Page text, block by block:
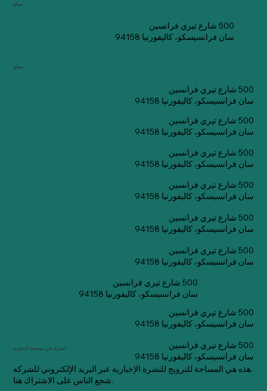
موقع
500 شارع تيري فرانسين
سان فرانسيسكو، كاليفورنيا 94158
موقع
500 شارع تيري فرانسين
سان فرانسيسكو، كاليفورنيا 94158
500 شارع تيري فرانسين
سان فرانسيسكو، كاليفورنيا 94158
500 شارع تيري فرانسين
سان فرانسيسكو، كاليفورنيا 94158
500 شارع تيري فرانسين
سان فرانسيسكو، كاليفورنيا 94158
500 شارع تيري فرانسين
سان فرانسيسكو، كاليفورنيا 94158
500 شارع تيري فرانسين
سان فرانسيسكو، كاليفورنيا 94158
500 شارع تيري فرانسين
سان فرانسيسكو، كاليفورنيا 94158
500 شارع تيري فرانسين
سان فرانسيسكو، كاليفورنيا 94158
500 شارع تيري فرانسين
سان فرانسيسكو، كاليفورنيا 94158
اشترك في صحيفتنا الإخبارية
هذه هي المساحة للترويج للنشرة الإخبارية عبر البريد الإلكتروني للشركة.
شجع الناس على الاشتراك هنا.